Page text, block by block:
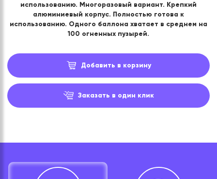
использованию. Многоразовый вариант. Крепкий
алюминиевый корпус. Полностью готова к
использованию. Одного баллона хватает в среднем на
100 огненных пузырей.
Добавить в корзину
Заказать в один клик